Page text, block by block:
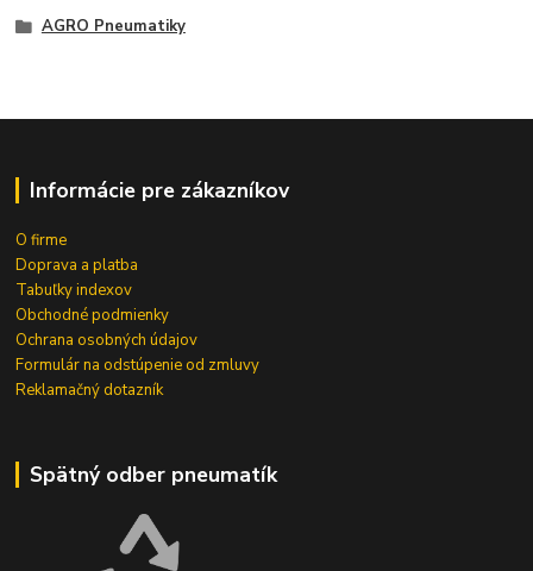
AGRO Pneumatiky
Informácie pre zákazníkov
O firme
Doprava a platba
Tabuľky indexov
Obchodné podmienky
Ochrana osobných údajov
Formulár na odstúpenie od zmluvy
Reklamačný dotazník
Spätný odber pneumatík